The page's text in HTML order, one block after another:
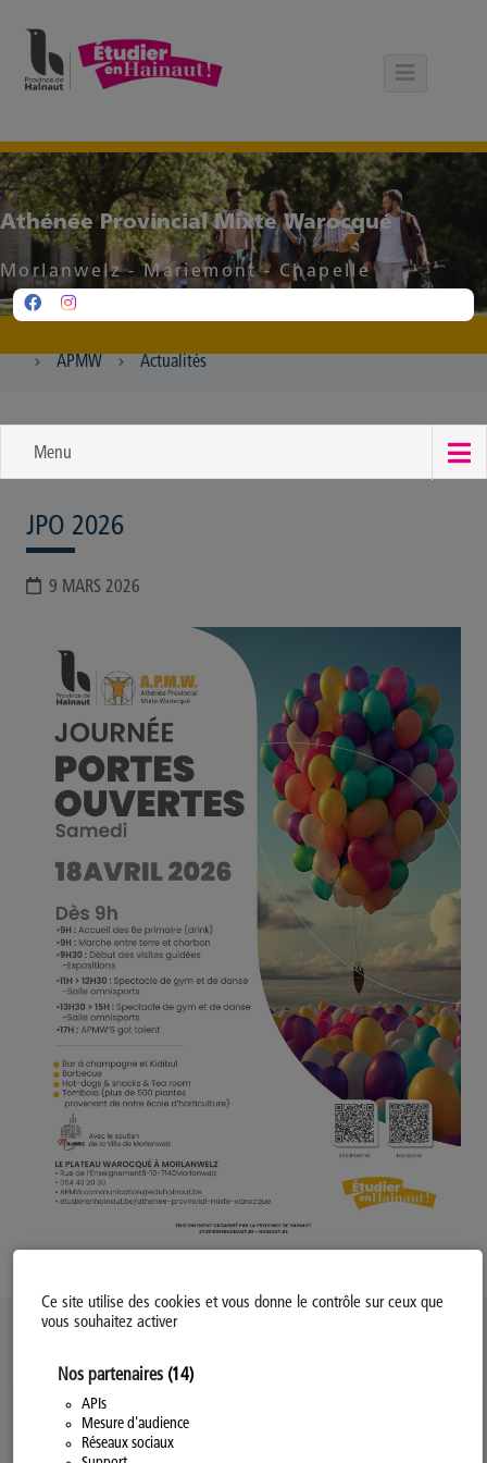
Ce site utilise des cookies et vous donne le contrôle sur ceux que
vous souhaitez activer
Nos partenaires (14)
APIs
Mesure d'audience
Réseaux sociaux
Athénée Provincial Mixte Warocqué
Morlanwelz - Mariemont - Chapelle
APMW Actualités
Menu
JPO 2026
9 MARS 2026
Modifiez votre consentement
Politique Générale de Confidentialité